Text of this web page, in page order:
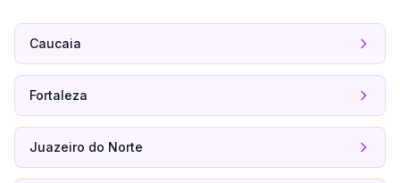
Caucaia
Fortaleza
Juazeiro do Norte